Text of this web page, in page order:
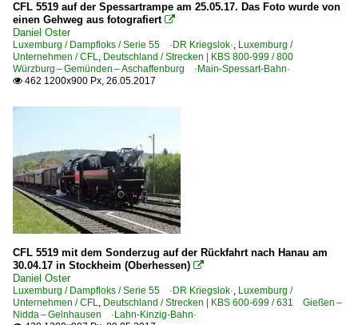
CFL 5519 auf der Spessartrampe am 25.05.17. Das Foto wurde von
einen Gehweg aus fotografiert 
Daniel Oster
Luxemburg / Dampfloks / Serie 55 ·DR Kriegslok·, Luxemburg /
Unternehmen / CFL, Deutschland / Strecken | KBS 800-999 / 800
Würzburg – Gemünden – Aschaffenburg ·Main-Spessart-Bahn·
 462 1200x900 Px, 26.05.2017
CFL 5519 mit dem Sonderzug auf der Rückfahrt nach Hanau am
30.04.17 in Stockheim (Oberhessen) 
Daniel Oster
Luxemburg / Dampfloks / Serie 55 ·DR Kriegslok·, Luxemburg /
Unternehmen / CFL, Deutschland / Strecken | KBS 600-699 / 631 Gießen –
Nidda – Gelnhausen ·Lahn-Kinzig-Bahn·